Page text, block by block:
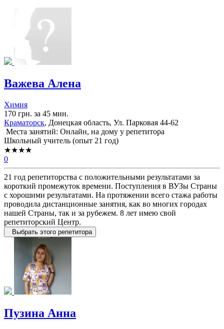
Важева Алена
Химия
170 грн. за 45 мин.
Краматорск, Донецкая область, Ул. Парковая 44-62
Места занятий: Онлайн, на дому у репетитора
Школьный учитель (опыт 21 год)
★★★★
0
21 год репетиторства с положительными результатами за
короткий промежуток времени. Поступления в ВУЗы Страны
с хорошими результатами. На протяжении всего стажа работы
проводила дистанционные занятия, как во многих городах
нашей Страны, так и за рубежем. 8 лет имею свой
репетиторский Центр.
Выбрать этого репетитора
Пузина Анна